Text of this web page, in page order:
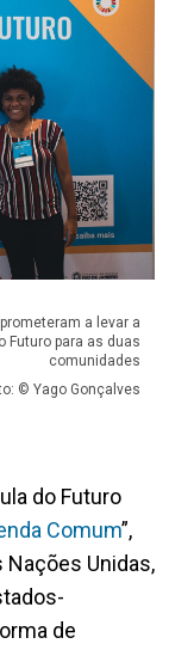
a levar a
Futuro para as duas
comunidades
© Yago Gonçalves
do Futuro
Comum”,
Unidas,
de